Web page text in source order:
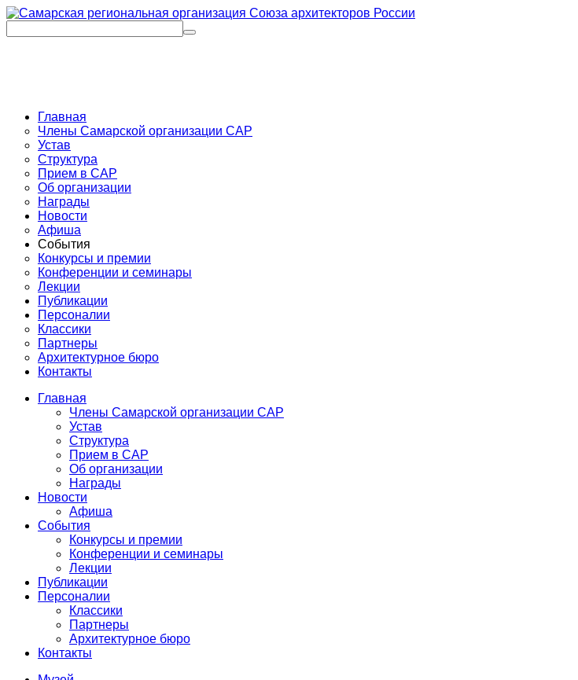
Главная
Члены Самарской организации САР
Устав
Структура
Прием в САР
Об организации
Награды
Новости
Афиша
События
Конкурсы и премии
Конференции и семинары
Лекции
Публикации
Персоналии
Классики
Партнеры
Архитектурное бюро
Контакты
Главная
Члены Самарской организации САР
Устав
Структура
Прием в САР
Об организации
Награды
Новости
Афиша
События
Конкурсы и премии
Конференции и семинары
Лекции
Публикации
Персоналии
Классики
Партнеры
Архитектурное бюро
Контакты